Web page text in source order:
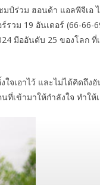
ป์ร่วม ฮอนด้า แอลพีจีเอ
รวม 19 อันเดอร์ (66-
มืออันดับ 25 ของโลก ที่
ใจเอาไว้ และไม่ได้คิดถึ
เข้ามาให้กำลังใจ ทำให้